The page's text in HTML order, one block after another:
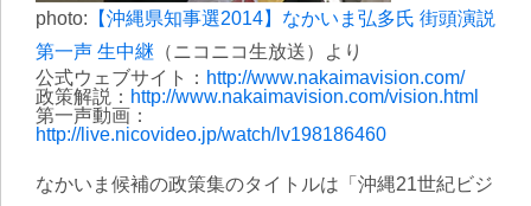
photo: 【沖縄県知事選2014】なかいま弘多氏 街頭演説
第一声 生中継 （ニコニコ生放送）より
公式ウェブサイト： http://www.nakaimavision.com/
政策解説： http://www.nakaimavision.com/vision.html
第一声動画：
http://live.nicovideo.jp/watch/lv198186460
なかいま候補の政策集のタイトルは「沖縄21世紀ビジ